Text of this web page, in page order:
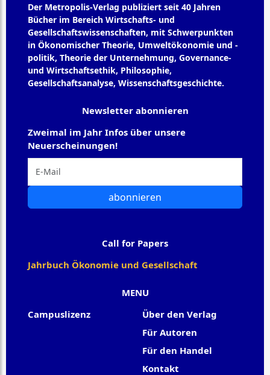
Der Metropolis-Verlag publiziert seit 40 Jahren
Bücher im Bereich Wirtschafts- und
Gesellschaftswissenschaften, mit Schwerpunkten
in Ökonomischer Theorie, Umweltökonomie und -
politik, Theorie der Unternehmung, Governance-
und Wirtschaftsethik, Philosophie,
Gesellschaftsanalyse, Wissenschaftsgeschichte.
MENU
Campuslizenz
Über den Verlag
Für Autoren
Für den Handel
Kontakt
Newsletter abonnieren
Zweimal im Jahr Infos über unsere
Neuerscheinungen!
abonnieren
Call for Papers
Jahrbuch Ökonomie und Gesellschaft